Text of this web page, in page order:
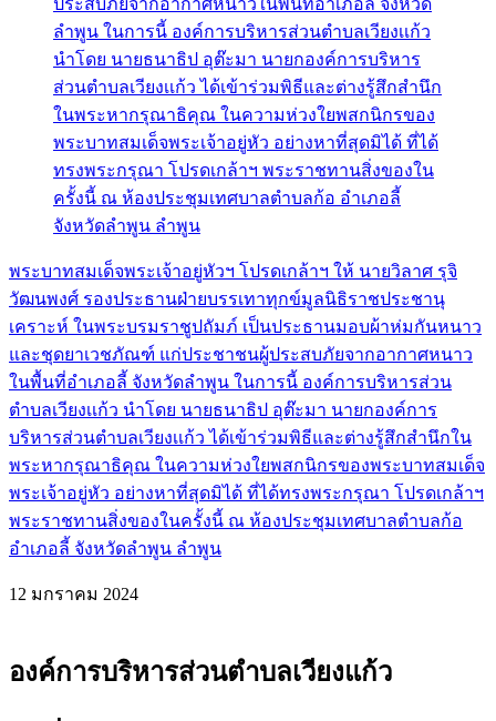
พระบาทสมเด็จพระเจ้าอยู่หัวฯ โปรดเกล้าฯ ให้ นายวิลาศ รุจิ
วัฒนพงศ์ รองประธานฝ่ายบรรเทาทุกข์มูลนิธิราชประชานุ
เคราะห์ ในพระบรมราชูปถัมภ์ เป็นประธานมอบผ้าห่มกันหนาว
และชุดยาเวชภัณฑ์ แก่ประชาชนผู้ประสบภัยจากอากาศหนาว
ในพื้นที่อำเภอลี้ จังหวัดลำพูน ในการนี้ องค์การบริหารส่วน
ตำบลเวียงเเก้ว นำโดย นายธนาธิป อุต๊ะมา นายกองค์การ
บริหารส่วนตำบลเวียงเเก้ว ได้เข้าร่วมพิธีและต่างรู้สึกสำนึกใน
พระหากรุณาธิคุณ ในความห่วงใยพสกนิกรของพระบาทสมเด็จ
พระเจ้าอยู่หัว อย่างหาที่สุดมิได้ ที่ได้ทรงพระกรุณา โปรดเกล้าฯ
พระราชทานสิ่งของในครั้งนี้ ณ ห้องประชุมเทศบาลตำบลก้อ
อำเภอลี้ จังหวัดลำพูน ลำพูน
12 มกราคม 2024
องค์การบริหารส่วนตำบลเวียงแก้ว